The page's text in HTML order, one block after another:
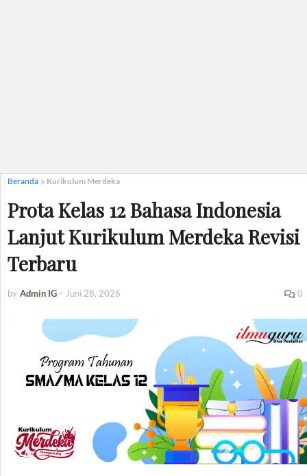
Beranda Kurikulum Merdeka
Prota Kelas 12 Bahasa Indonesia
Lanjut Kurikulum Merdeka Revisi
Terbaru
by Admin IG - Juni 28, 2026 0